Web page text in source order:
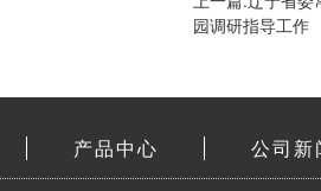
园调研指导工作
产品中心 公司新